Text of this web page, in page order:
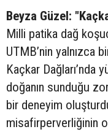
Beyza Güzel:
Milli patika dağ
UTMB’nin yalnızca
Kaçkar Dağları’nda
doğanın sunduğu
bir deneyim
misafirperverliğinin